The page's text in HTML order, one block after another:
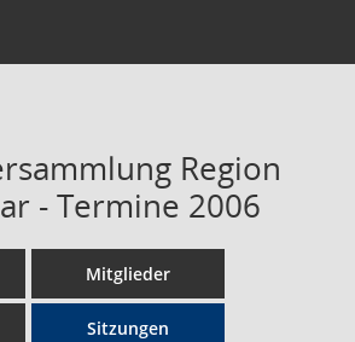
Region
- Termine 2006
Mitglieder
Sitzungen